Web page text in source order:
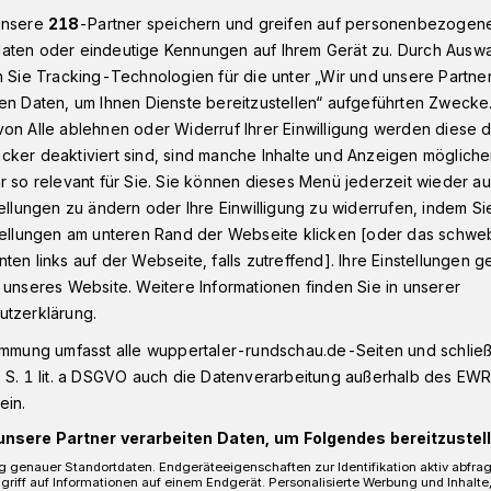
nach Unfall
nach Unfall
(7. Februar 2018) hat auf der
eine junge Frau angefahren.
218-Partner speichern und greifen auf
oder eindeutige Kennungen auf Ihrem Gerät zu. Durch
Sie Tracking-Technologien für die unter „Wir und unsere
Daten, um Ihnen Dienste bereitzustellen“ aufgeführten
Alle ablehnen oder Widerruf Ihrer Einwilligung werden diese
deaktiviert sind, sind manche Inhalte und Anzeigen
so relevant für Sie. Sie können dieses Menü jederzeit wieder
zu ändern oder Ihre Einwilligung zu widerrufen, indem
am unteren Rand der Webseite klicken [oder das
links auf der Webseite, falls zutreffend]. Ihre Einstellungen
Website. Weitere Informationen finden Sie in unserer
umfasst alle wuppertaler-rundschau.de-Seiten und
1 lit. a DSGVO auch die Datenverarbeitung außerhalb des
Partner verarbeiten Daten, um Folgendes
genauer Standortdaten. Endgeräteeigenschaften zur Identifikation aktiv
auf Informationen auf einem Endgerät. Personalisierte Werbung und